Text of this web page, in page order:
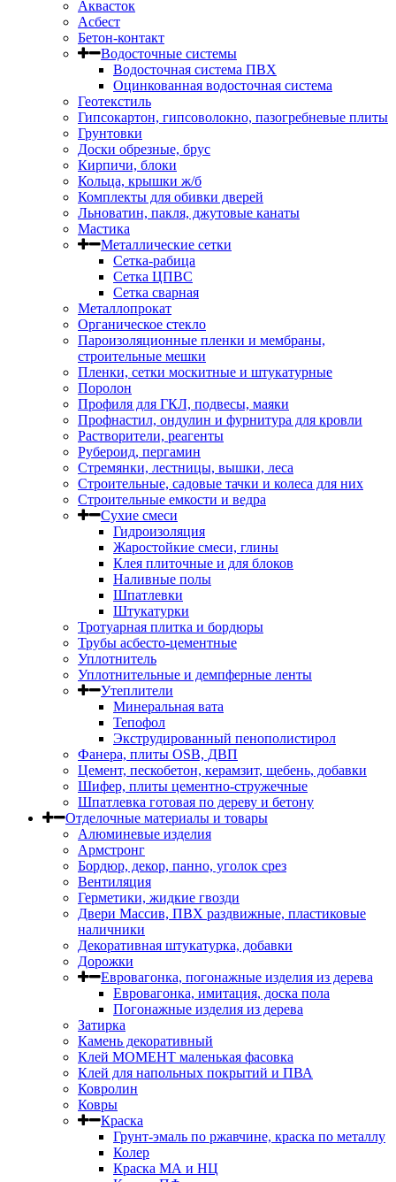
Аквасток
Асбест
Бетон-контакт
Водосточные системы
Водосточная система ПВХ
Оцинкованная водосточная система
Геотекстиль
Гипсокартон, гипсоволокно, пазогребневые плиты
Грунтовки
Доски обрезные, брус
Кирпичи, блоки
Кольца, крышки ж/б
Комплекты для обивки дверей
Льноватин, пакля, джутовые канаты
Мастика
Металлические сетки
Сетка-рабица
Сетка ЦПВС
Сетка сварная
Металлопрокат
Органическое стекло
Пароизоляционные пленки и мембраны,
строительные мешки
Пленки, сетки москитные и штукатурные
Поролон
Профиля для ГКЛ, подвесы, маяки
Профнастил, ондулин и фурнитура для кровли
Растворители, реагенты
Рубероид, пергамин
Стремянки, лестницы, вышки, леса
Строительные, садовые тачки и колеса для них
Строительные емкости и ведра
Сухие смеси
Гидроизоляция
Жаростойкие смеси, глины
Клея плиточные и для блоков
Наливные полы
Шпатлевки
Штукатурки
Тротуарная плитка и бордюры
Трубы асбесто-цементные
Уплотнитель
Уплотнительные и демпферные ленты
Утеплители
Минеральная вата
Тепофол
Экструдированный пенополистирол
Фанера, плиты OSB, ДВП
Цемент, пескобетон, керамзит, щебень, добавки
Шифер, плиты цементно-стружечные
Шпатлевка готовая по дереву и бетону
Отделочные материалы и товары
Алюминевые изделия
Армстронг
Бордюр, декор, панно, уголок срез
Вентиляция
Герметики, жидкие гвозди
Двери Массив, ПВХ раздвижные, пластиковые
наличники
Декоративная штукатурка, добавки
Дорожки
Евровагонка, погонажные изделия из дерева
Евровагонка, имитация, доска пола
Погонажные изделия из дерева
Затирка
Камень декоративный
Клей МОМЕНТ маленькая фасовка
Клей для напольных покрытий и ПВА
Ковролин
Ковры
Краска
Грунт-эмаль по ржавчине, краска по металлу
Колер
Краска МА и НЦ